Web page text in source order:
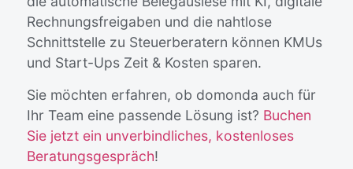
Rechnungsfreigaben und die nahtlose
Schnittstelle zu Steuerberatern können KMUs
und Start-Ups Zeit & Kosten sparen.
Sie möchten erfahren, ob domonda auch für
Ihr Team eine passende Lösung ist? Buchen
Sie jetzt ein unverbindliches, kostenloses
Beratungsgespräch!